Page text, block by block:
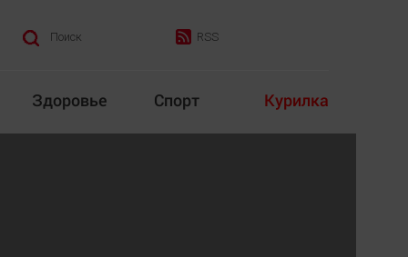
Поиск RSS
Здоровье Спорт Курилка